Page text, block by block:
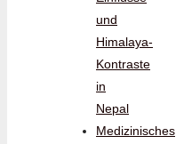
und
Himalaya-
Kontraste
in
Nepal
Medizinisches